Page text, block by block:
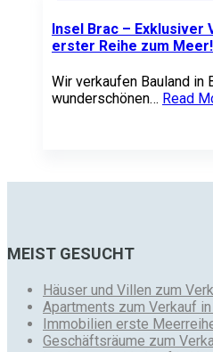
Insel Brac – Exklusiver
erster Reihe zum Meer!
Wir verkaufen Bauland in
wunderschönen… Read
MEIST GESUCHT
Häuser und Villen zum
Apartments zum Verkauf
Immobilien erste
Geschäftsräume zum